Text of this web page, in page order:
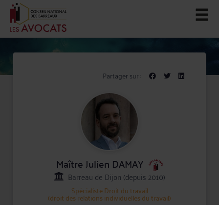
Partager sur :
Maître Julien DAMAY
Barreau de Dijon (depuis 2010)
SpécialisteDroit du travail
(droit des relations individuelles du travail)